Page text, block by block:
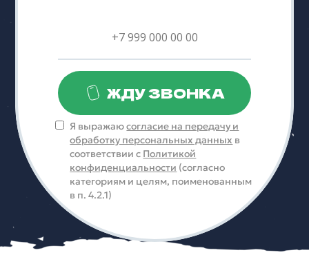
ЖДУ ЗВОНКА
Я выражаюсогласие на передачу и
обработку персональных данных в
соответствии с Политикой
конфиденциальности (согласно
категориям и целям, поименованным
в п. 4.2.1)